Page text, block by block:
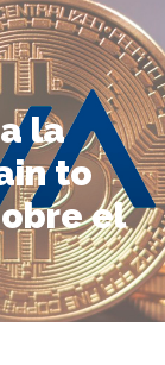
la
to
el